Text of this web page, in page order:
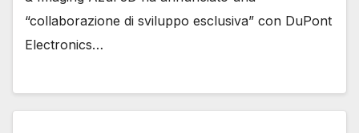
“collaborazione di sviluppo esclusiva” con DuPont
Electronics…